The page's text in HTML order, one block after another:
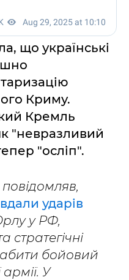
що українські
Криму.
Кремль
"невразливий
"осліп".
повідомляв,
ударів
у РФ,
стратегічні
бойовий
У